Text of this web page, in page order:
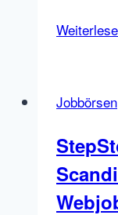
Jobbörsen